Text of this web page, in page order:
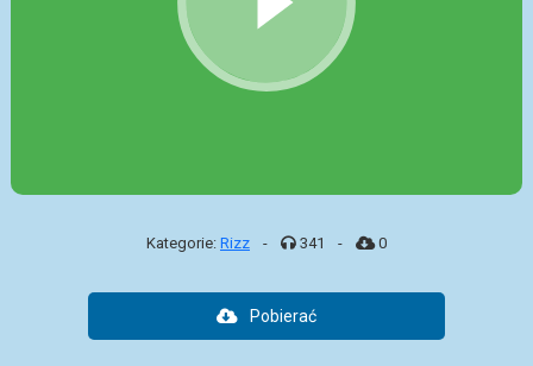
Kategorie: Rizz - 341 - 0
Pobierać